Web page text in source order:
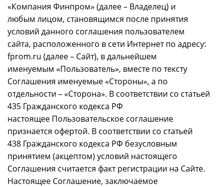
«Компания Финпром» (далее – Владелец) и
любым лицом, становящимся после принятия
условий данного соглашения пользователем
сайта, расположенного в сети Интернет по адресу:
fprom.ru (далее – Сайт), в дальнейшем
именуемым «Пользователь», вместе по тексту
Соглашения именуемые «Стороны», а по
отдельности – «Сторона». В соответствии со статьей
435 Гражданского кодекса РФ
настоящее Пользовательское соглашение
признается офертой. В соответствии со статьей
438 Гражданского кодекса РФ безусловным
принятием (акцептом) условий настоящего
Соглашения считается факт регистрации на Сайте.
Настоящее Соглашение, заключаемое